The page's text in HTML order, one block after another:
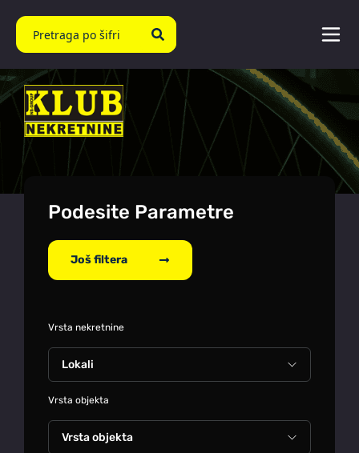
Podesite Parametre
Još filtera
Vrsta nekretnine
Vrsta objekta